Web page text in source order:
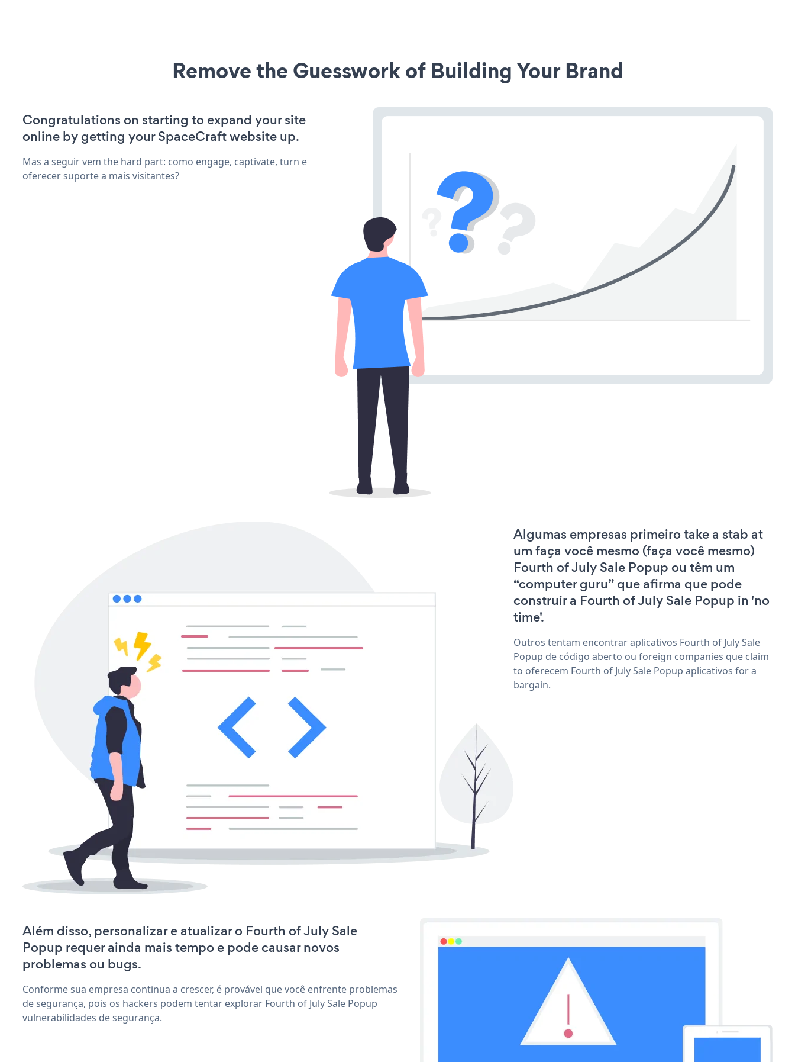
Remove the Guesswork of Building Your Brand
Congratulations on starting to expand your site
online by getting your SpaceCraft website up.
Mas a seguir vem the hard part: como engage, captivate, turn e
oferecer suporte a mais visitantes?
Algumas empresas primeiro take a stab at
um faça você mesmo (faça você mesmo)
Fourth of July Sale Popup ou têm um
“computer guru” que afirma que pode
construir a Fourth of July Sale Popup in 'no
time'.
Outros tentam encontrar aplicativos Fourth of July Sale
Popup de código aberto ou foreign companies que claim
to oferecem Fourth of July Sale Popup aplicativos for a
bargain.
Além disso, personalizar e atualizar o Fourth of July Sale
Popup requer ainda mais tempo e pode causar novos
problemas ou bugs.
Conforme sua empresa continua a crescer, é provável que você enfrente problemas
de segurança, pois os hackers podem tentar explorar Fourth of July Sale Popup
vulnerabilidades de segurança.